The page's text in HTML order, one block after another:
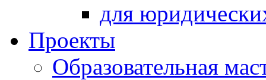
для
Проекты
Образовательная